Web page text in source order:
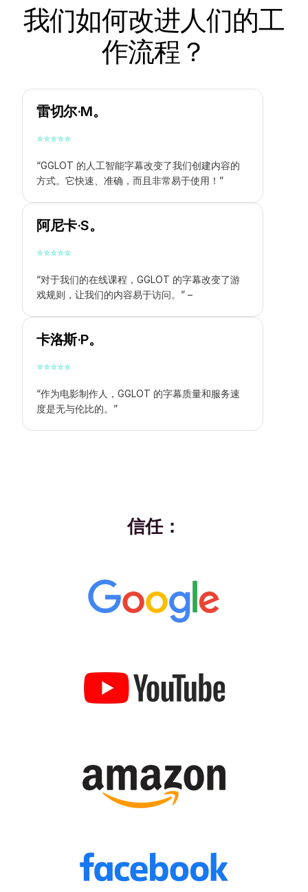
我们如何改进人们的工
作流程？
雷切尔·M。
⭐⭐⭐⭐⭐
“GGLOT 的人工智能字幕改变了我们创建内容的
方式。它快速、准确，而且非常易于使用！”
阿尼卡·S。
⭐⭐⭐⭐⭐
“对于我们的在线课程，GGLOT 的字幕改变了游
戏规则，让我们的内容易于访问。” –
卡洛斯·P。
⭐⭐⭐⭐⭐
“作为电影制作人，GGLOT 的字幕质量和服务速
度是无与伦比的。”
信任：